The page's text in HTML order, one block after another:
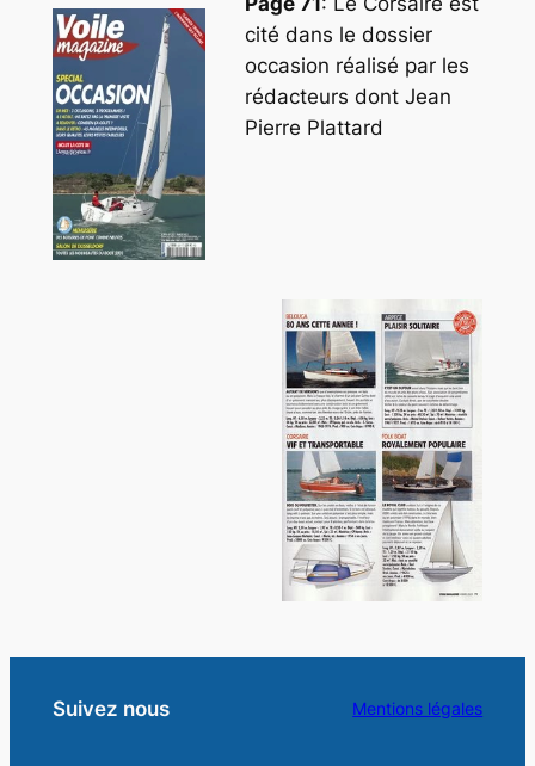
cité dans le dossier
occasion réalisé par les
rédacteurs dontJean
Pierre Plattard
Suivez nous Mentions légales